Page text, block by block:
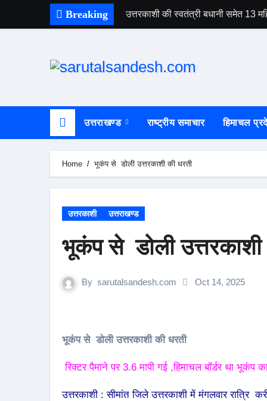
Breaking उत्तरकाशी की स्वतंत्री बधानी समेत 13
उत्तराखण्ड राष्ट्रीय समाचार हिमाचल
Home भूकंप से डोली उत्तरकाशी की धरती
उत्तरकाशी उत्तराखण्ड
भूकंप से डोली उत्तरकाशी
By sarutalsandesh.com Oct 14, 2025
भूकंप से डोली उत्तरकाशी की धरती
रिक्टर पैमाने पर 3.6 मापी गई ,हिमाचल बॉर्डर था भूकंप
उत्तरकाशी : सीमांत जिले उत्तरकाशी में मंगलवार